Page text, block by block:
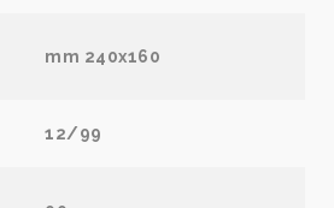
mm 240x160
12/99